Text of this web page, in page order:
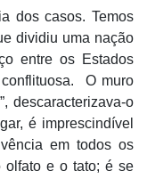
dos casos. Temos
dividiu uma nação
entre os Estados
O muro
descaracterizava-o
é imprescindível
em todos os
olfato e o tato; é se